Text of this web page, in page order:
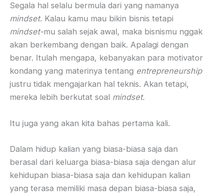
Segala hal selalu bermula dari yang namanya
mindset. Kalau kamu mau bikin bisnis tetapi
mindset-mu salah sejak awal, maka bisnismu nggak
akan berkembang dengan baik. Apalagi dengan
benar. Itulah mengapa, kebanyakan para motivator
kondang yang materinya tentang entrepreneurship
justru tidak mengajarkan hal teknis. Akan tetapi,
mereka lebih berkutat soal mindset.
Itu juga yang akan kita bahas pertama kali.
Dalam hidup kalian yang biasa-biasa saja dan
berasal dari keluarga biasa-biasa saja dengan alur
kehidupan biasa-biasa saja dan kehidupan kalian
yang terasa memiliki masa depan biasa-biasa saja,